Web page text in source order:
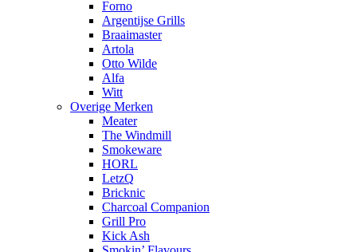
Forno
Argentijse Grills
Braaimaster
Artola
Otto Wilde
Alfa
Witt
Overige Merken
Meater
The Windmill
Smokeware
HORL
LetzQ
Bricknic
Charcoal Companion
Grill Pro
Kick Ash